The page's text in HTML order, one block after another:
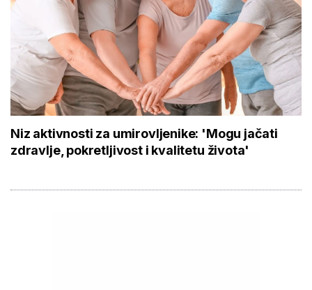
Niz aktivnosti za umirovljenike: 'Mogu jačati
zdravlje, pokretljivost i kvalitetu života'